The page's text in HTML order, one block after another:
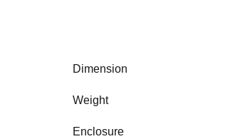
Dimension
Weight
Enclosure